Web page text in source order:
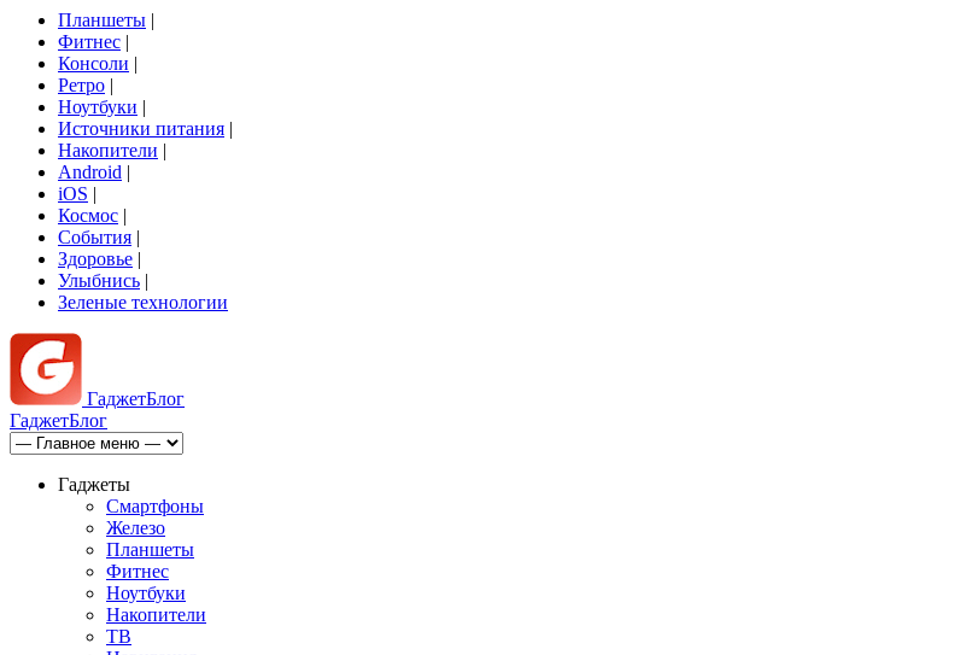
Планшеты |
Фитнес |
Консоли |
Ретро |
Ноутбуки |
Источники питания |
Накопители |
Android |
iOS |
Космос |
События |
Здоровье |
Улыбнись |
Зеленые технологии
ГаджетБлог
ГаджетБлог
Гаджеты
Смартфоны
Железо
Планшеты
Фитнес
Ноутбуки
Накопители
ТВ